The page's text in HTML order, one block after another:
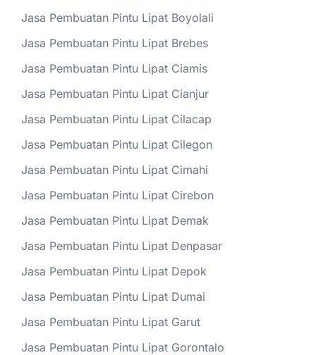
Jasa Pembuatan Pintu Lipat Boyolali
Jasa Pembuatan Pintu Lipat Brebes
Jasa Pembuatan Pintu Lipat Ciamis
Jasa Pembuatan Pintu Lipat Cianjur
Jasa Pembuatan Pintu Lipat Cilacap
Jasa Pembuatan Pintu Lipat Cilegon
Jasa Pembuatan Pintu Lipat Cimahi
Jasa Pembuatan Pintu Lipat Cirebon
Jasa Pembuatan Pintu Lipat Demak
Jasa Pembuatan Pintu Lipat Denpasar
Jasa Pembuatan Pintu Lipat Depok
Jasa Pembuatan Pintu Lipat Dumai
Jasa Pembuatan Pintu Lipat Garut
Jasa Pembuatan Pintu Lipat Gorontalo